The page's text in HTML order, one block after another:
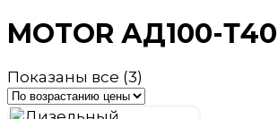
MOTOR АД100-
Показаны все (3)
по